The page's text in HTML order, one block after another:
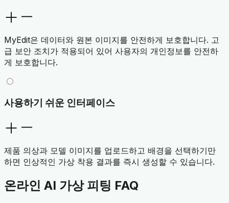
MyEdit은 데이터와 원본 이미지를 안전하게 보호합니다. 고
급 보안 조치가 적용되어 있어 사용자의 개인정보를 안전하
게 보호합니다.
사용하기 쉬운 인터페이스
제품 의상과 모델 이미지를 업로드하고 배경을 선택하기만
하면 인상적인 가상 착용 결과를 즉시 생성할 수 있습니다.
온라인 AI 가상 피팅 FAQ